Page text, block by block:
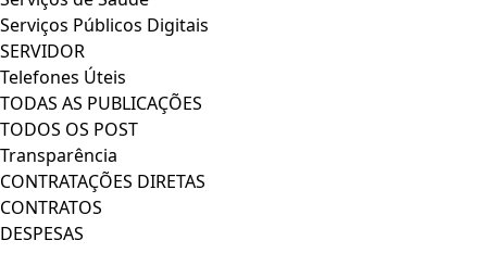
Serviços Públicos Digitais
SERVIDOR
Telefones Úteis
TODAS AS PUBLICAÇÕES
TODOS OS POST
Transparência
CONTRATAÇÕES DIRETAS
CONTRATOS
DESPESAS